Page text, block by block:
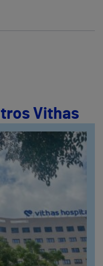
Vithas